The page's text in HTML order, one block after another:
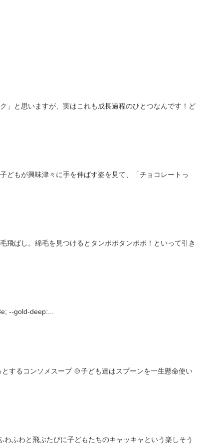
」と思いますが、実はこれも成長過程のひとつなんです！ど
どもが興味津々に手を伸ばす姿を見て、「チョコレートっ
飛ばし。綿毛を見つけるとタンポポタンポポ！といって引き
--gold-deep:...
するコンソメスープ 🍲子ども達はスプーンを一生懸命使い
ふわと飛ぶたびに子どもたちのキャッキャという楽しそう